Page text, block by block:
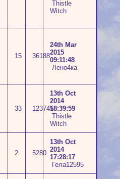
Thistle
Witch
15 36188
24th Mar
2015
09:11:48
Лено4ка
33 123745
13th Oct
2014
18:39:59
Thistle
Witch
2 5280
13th Oct
2014
17:28:17
Гела12595